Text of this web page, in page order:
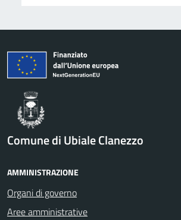
Comune di Ubiale Clanezzo
AMMINISTRAZIONE
Organi di governo
Aree amministrative